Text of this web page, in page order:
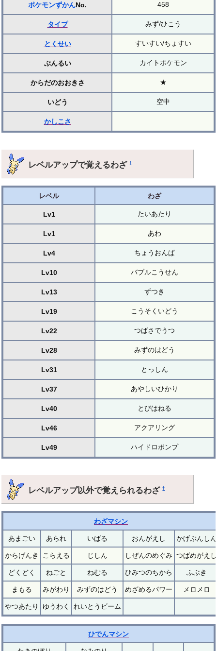
ポケモンずかんNo. 458
タイプ みず/ひこう
とくせい すいすい/ちょすい
ぶんるい カイトポケモン
からだのおおきさ ★
いどう 空中
かしこさ
レベルアップで覚えるわざ†
レベル わざ
Lv1 たいあたり
Lv1 あわ
Lv4 ちょうおんぱ
Lv10 バブルこうせん
Lv13 ずつき
Lv19 こうそくいどう
Lv22 つばさでうつ
Lv28 みずのはどう
Lv31 とっしん
Lv37 あやしいひかり
Lv40 とびはねる
Lv46 アクアリング
Lv49 ハイドロポンプ
レベルアップ以外で覚えられるわざ†
わざマシン
あまごい あられ いばる おんがえし かげぶんしん
からげんき こらえる じしん しぜんのめぐみ つばめがえし
どくどく ねごと ねむる ひみつのちから ふぶき
まもる みがわり みずのはどう めざめるパワー メロメロ
やつあたり ゆうわく れいとうビーム
ひでんマシン